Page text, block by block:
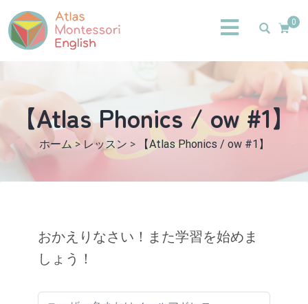
0
【Atlas Phonics / ow #1】
ホーム > レッスン > 【Atlas Phonics / ow #1】
おかえりなさい！また学習を始めま
しょう！